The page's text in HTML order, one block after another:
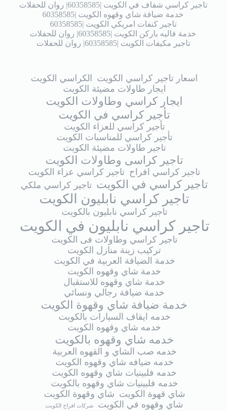
تاجير كراسي شفاف في الكويت |60358585| روان للحفلات
خدمة ضيافة شاي وقهوه الكويت |60358585
تاجير كنفات امريكي الكويت |60358585
خدمة فاليه باركن الكويت |60358585| روان للحفلات
تاجير مكيفات الكويت |60358585| روان للحفلات
اسعار تاجير كراسي الكويت
الكراسي الكويت
ايجار طاولات مضيئة الكويت
ايجار كراسي وطاولات الكويت
تأجير كراسي في الكويت
تأجير كراسي للعزاء الكويت
تأجير كراسي للمناسبات الكويت
تاجير طاولات مضيئة الكويت
تاجير كراسى وطاولات الكويت
تاجير كراسي افراح تاجير كراسي عزاء الكويت
تاجير كراسي في الكويت تاجير كراسي ملكي
تاجير كراسي نابليون الكويت
تاجير كراسي نابليون بالكويت
تاجير كراسي نابليون في الكويت
تاجير كراسي وطاولات فى الكويت
تركيب زينة منازل الكويت
خدمة الضيافة العربية في الكويت
خدمة شاي وقهوه الكويت
خدمة شاي وقهوه للاستقبال
خدمة ضيافة رجالي ونسائي
خدمة ضيافة شاي وقهوة الكويت
خدمه ايقاف السيارات بالكويت
خدمه شاي وقهوه الكويت
خدمه شاي وقهوه بالكويت
خدمه صب الشاي و القهوه العربية
خدمه ضيافه شاي وقهوه الكويت
خدمه فلبينيات شاي وقهوه الكويت
خدمه فلبينيات شاي وقهوه بالكويت
شاي قهوة الكويت شاي وقهوة الكويت
شاي وقهوه في الكويت
شركات افراح الكويت